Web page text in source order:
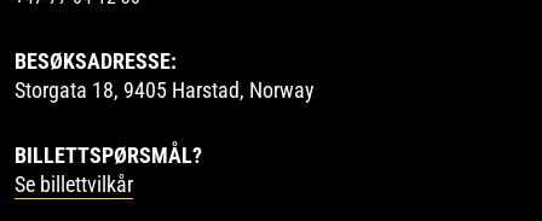
BESØKSADRESSE:
Storgata 18, 9405 Harstad, Norway
BILLETTSPØRSMÅL?
Se billettvilkår